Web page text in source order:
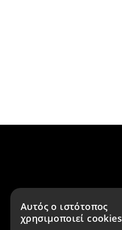
Αυτός ο ιστότοπος
χρησιμοποιεί cookies